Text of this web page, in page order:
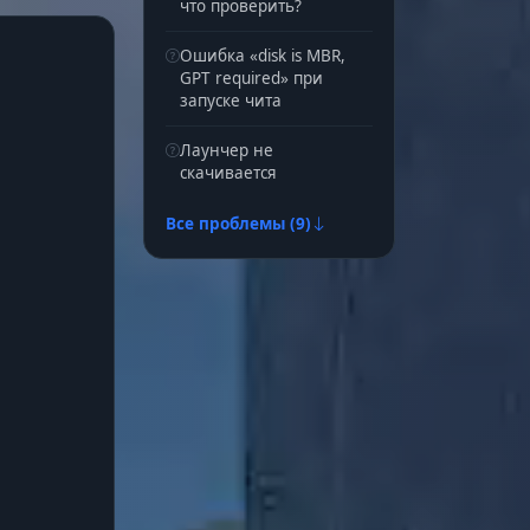
что проверить?
Ошибка «disk is MBR,
GPT required» при
запуске чита
Лаунчер не
скачивается
Все проблемы (9)